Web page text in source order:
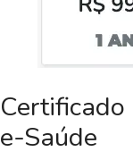
e-Saúde